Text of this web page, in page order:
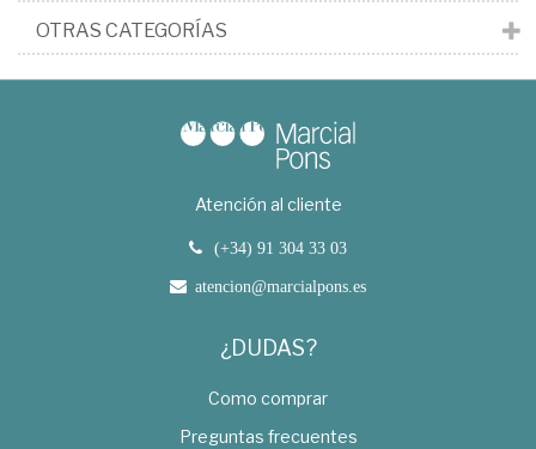
OTRAS CATEGORÍAS
Atención al cliente
(+34) 91 304 33 03
atencion@marcialpons.es
¿DUDAS?
Como comprar
Preguntas frecuentes